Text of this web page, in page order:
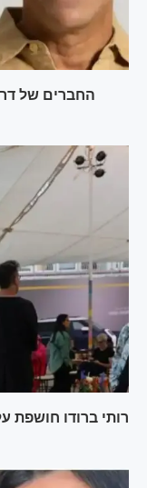
החברים של
רותי ברודו חושפת